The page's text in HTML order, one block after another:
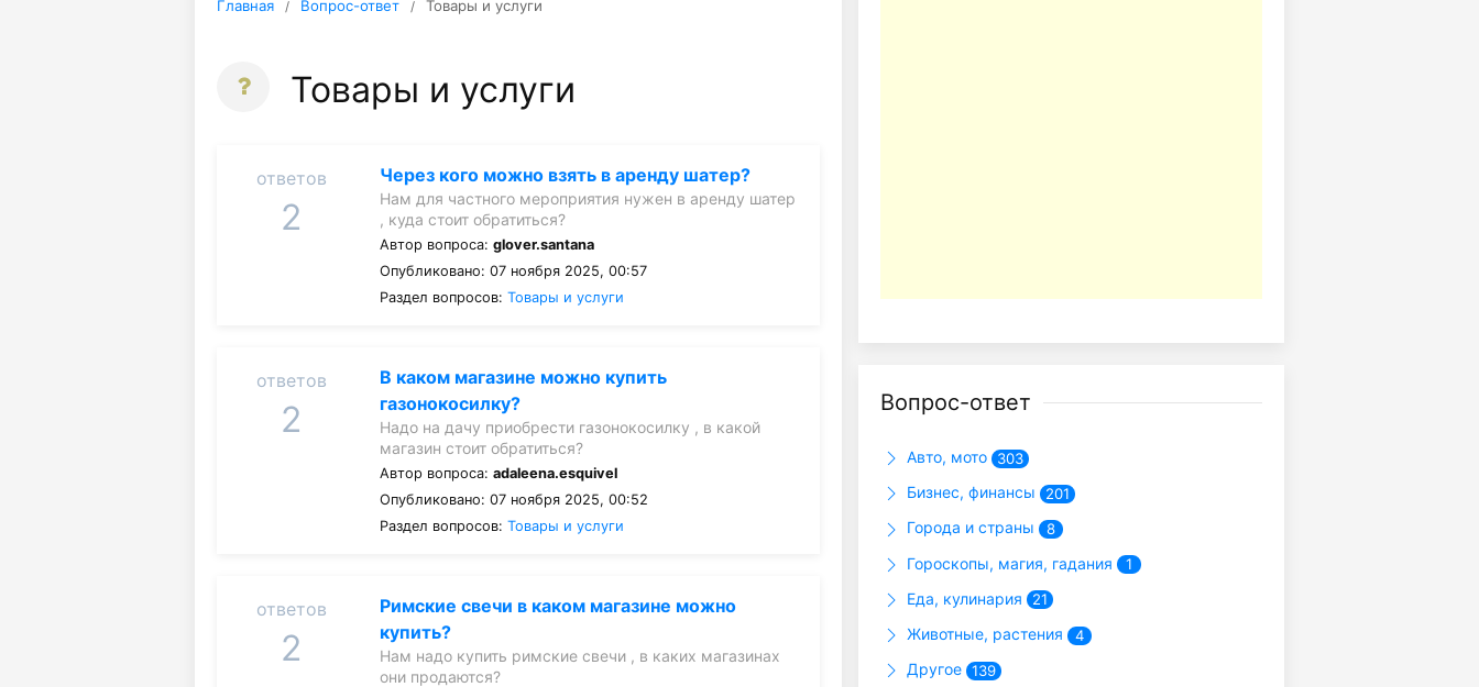
Главная Вопрос-ответ Товары и услуги
Товары и услуги
ответов
2
Через кого можно взять в аренду шатер?
Нам для частного мероприятия нужен в аренду шатер
, куда стоит обратиться?
Автор вопроса:glover.santana
Опубликовано: 07 ноября 2025, 00:57
Раздел вопросов:Товары и услуги
ответов
2
В каком магазине можно купить
газонокосилку?
Надо на дачу приобрести газонокосилку , в какой
магазин стоит обратиться?
Автор вопроса:adaleena.esquivel
Опубликовано: 07 ноября 2025, 00:52
Раздел вопросов:Товары и услуги
ответов
2
Римские свечи в каком магазине можно
купить?
Нам надо купить римские свечи , в каких магазинах
они продаются?
Вопрос-ответ
Авто, мото 303
Бизнес, финансы 201
Города и страны 8
Гороскопы, магия, гадания 1
Еда, кулинария 21
Животные, растения 4
Другое 139